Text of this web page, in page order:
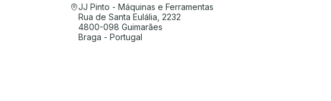
JJ Pinto - Máquinas e Ferramentas
Rua de Santa Eulália, 2232
4800-098 Guimarães
Braga - Portugal